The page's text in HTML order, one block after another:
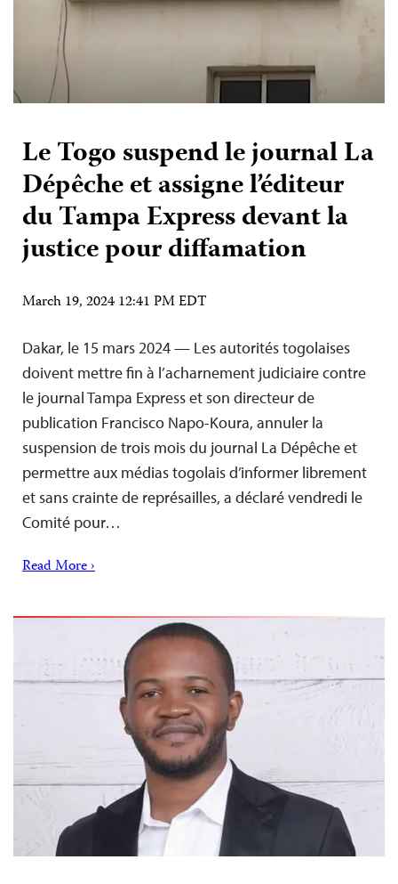
Le Togo suspend le journal La
Dépêche et assigne l’éditeur
du Tampa Express devant la
justice pour diffamation
March 19, 2024 12:41 PM EDT
Dakar, le 15 mars 2024 — Les autorités togolaises
doivent mettre fin à l’acharnement judiciaire contre
le journal Tampa Express et son directeur de
publication Francisco Napo-Koura, annuler la
suspension de trois mois du journal La Dépêche et
permettre aux médias togolais d’informer librement
et sans crainte de représailles, a déclaré vendredi le
Comité pour…
Read More ›